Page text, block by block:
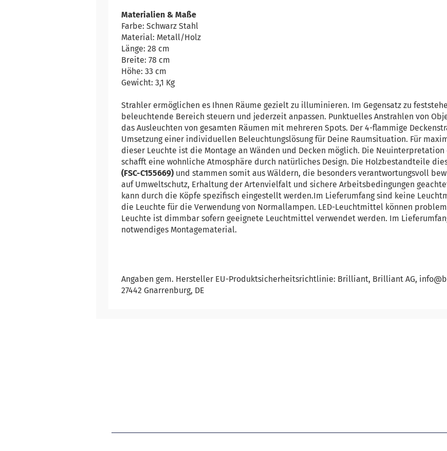
Materialien & Maße
Farbe: Schwarz Stahl
Material: Metall/Holz
Länge: 28 cm
Breite: 78 cm
Höhe: 33 cm
Gewicht: 3,1 Kg
Strahler ermöglichen es Ihnen Räume gezielt zu illuminieren. Im Gegensatz zu
beleuchtende Bereich steuern und jederzeit anpassen. Punktuelles Anstrahlen von
das Ausleuchten von gesamten Räumen mit mehreren Spots. Der 4-flammige
Umsetzung einer individuellen Beleuchtungslösung für Deine Raumsituation. Für
dieser Leuchte ist die Montage an Wänden und Decken möglich. Die
schafft eine wohnliche Atmosphäre durch natürliches Design. Die Holzbestandteile
(FSC-C155669) und stammen somit aus Wäldern, die besonders verantwortungsvoll
auf Umweltschutz, Erhaltung der Artenvielfalt und sichere Arbeitsbedingungen
kann durch die Köpfe spezifisch eingestellt werden.Im Lieferumfang sind keine
die Leuchte für die Verwendung von Normallampen. LED-Leuchtmittel können
Leuchte ist dimmbar sofern geeignete Leuchtmittel verwendet werden. Im
notwendiges Montagematerial.
Angaben gem. Hersteller EU-Produktsicherheitsrichtlinie: Brilliant, Brilliant AG,
27442 Gnarrenburg, DE